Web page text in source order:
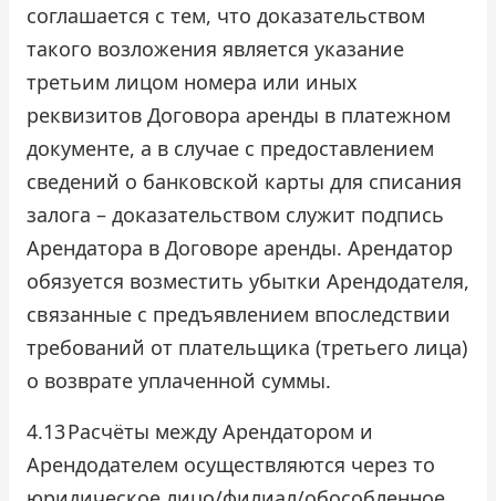
соглашается с тем, что доказательством
такого возложения является указание
третьим лицом номера или иных
реквизитов Договора аренды в платежном
документе, а в случае с предоставлением
сведений о банковской карты для списания
залога – доказательством служит подпись
Арендатора в Договоре аренды. Арендатор
обязуется возместить убытки Арендодателя,
связанные с предъявлением впоследствии
требований от плательщика (третьего лица)
о возврате уплаченной суммы.
4.13Расчёты между Арендатором и
Арендодателем осуществляются через то